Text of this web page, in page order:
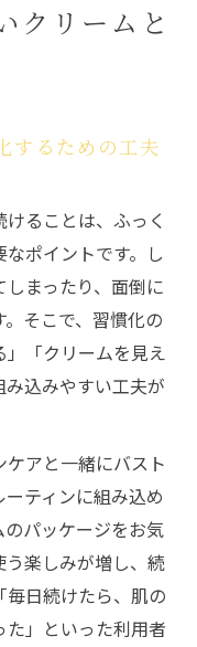
クリームと
するための工夫
ることは、ふっく
ポイントです。し
まったり、面倒に
そこで、習慣化の
「クリームを見え
込みやすい工夫が
アと一緒にバスト
ティンに組み込め
パッケージをお気
楽しみが増し、続
日続けたら、肌の
」といった利用者